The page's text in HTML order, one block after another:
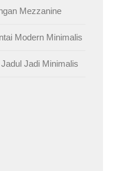
Mezzanine
Modern Minimalis
Jadi Minimalis